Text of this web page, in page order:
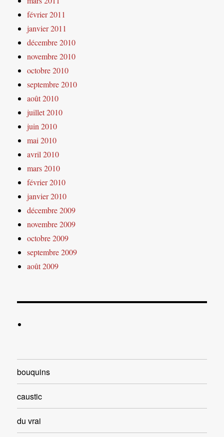
février 2011
janvier 2011
décembre 2010
novembre 2010
octobre 2010
septembre 2010
août 2010
juillet 2010
juin 2010
mai 2010
avril 2010
mars 2010
février 2010
janvier 2010
décembre 2009
novembre 2009
octobre 2009
septembre 2009
août 2009
bouquins
caustic
du vrai